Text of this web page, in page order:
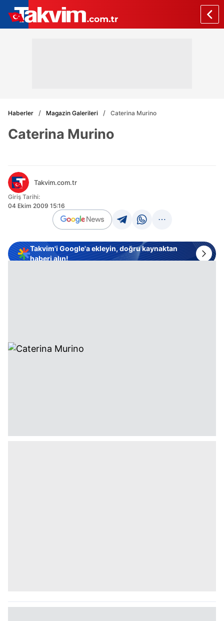
Haberler Magazin Galerileri Caterina Murino
Caterina Murino
Takvim.com.tr
Giriş Tarihi:
04 Ekim 2009 15:16
Takvim'i Google'a ekleyin, doğru kaynaktan
haberi alın!